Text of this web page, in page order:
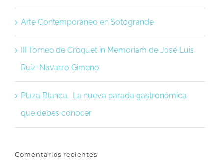
Arte Contemporáneo en Sotogrande
III Torneo de Croquet in Memoriam de José Luis
Ruíz-Navarro Gimeno
Plaza Blanca. La nueva parada gastronómica
que debes conocer
Comentarios recientes